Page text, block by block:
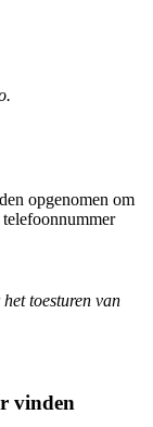
opgenomen om
toesturen van
vinden